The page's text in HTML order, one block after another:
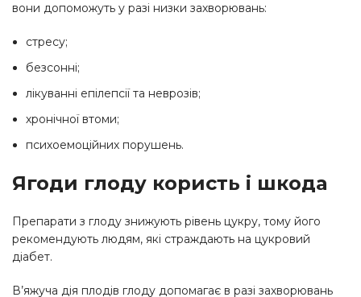
вони допоможуть у разі низки захворювань:
стресу;
безсонні;
лікуванні епілепсії та неврозів;
хронічної втоми;
психоемоційних порушень.
Ягоди глоду користь і шкода
Препарати з глоду знижують рівень цукру, тому його
рекомендують людям, які страждають на цукровий
діабет.
В’яжуча дія плодів глоду допомагає в разі захворювань